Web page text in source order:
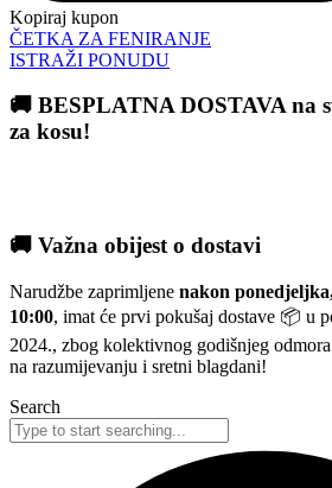
Kopiraj kupon
ČETKA ZA FENIRANJE
ISTRAŽI PONUDU
🚚 BESPLATNA DOSTAVA na
za kosu!
🚚 Važna obijest o dostavi
Narudžbe zaprimljene nakon
10:00, imat će prvi pokušaj dostave 📦 u
2024., zbog kolektivnog godišnjeg
na razumijevanju i sretni blagdani!
Search